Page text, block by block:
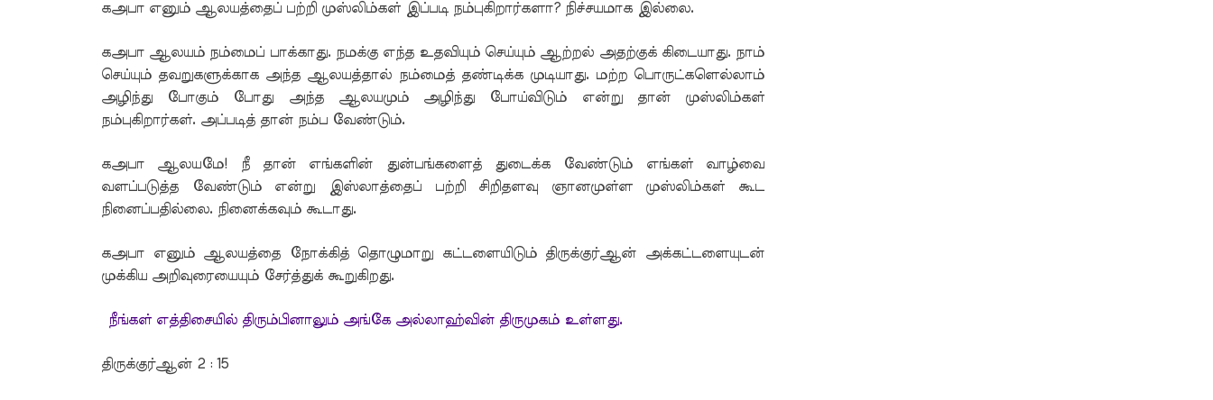
கஅபா எனும் ஆலயத்தைப் பற்றி முஸ்லிம்கள் இப்படி நம்புகிறார்களா? நிச்சயமாக இல்லை.
கஅபா ஆலயம் நம்மைப் பாக்காது. நமக்கு எந்த உதவியும் செய்யும் ஆற்றல் அதற்குக் கிடையாது. நாம்
செய்யும் தவறுகளுக்காக அந்த ஆலயத்தால் நம்மைத் தண்டிக்க முடியாது. மற்ற பொருட்களெல்லாம்
அழிந்து போகும் போது அந்த ஆலயமும் அழிந்து போய்விடும் என்று தான் முஸ்லிம்கள்
நம்புகிறார்கள். அப்படித் தான் நம்ப வேண்டும்.
கஅபா ஆலயமே! நீ தான் எங்களின் துன்பங்களைத் துடைக்க வேண்டும் எங்கள் வாழ்வை
வளப்படுத்த வேண்டும் என்று இஸ்லாத்தைப் பற்றி சிறிதளவு ஞானமுள்ள முஸ்லிம்கள் கூட
நினைப்பதில்லை. நினைக்கவும் கூடாது.
கஅபா எனும் ஆலயத்தை நோக்கித் தொழுமாறு கட்டளையிடும் திருக்குர்ஆன் அக்கட்டளையுடன்
முக்கிய அறிவுரையையும் சேர்த்துக் கூறுகிறது.
நீங்கள் எத்திசையில் திரும்பினாலும் அங்கே அல்லாஹ்வின் திருமுகம் உள்ளது.
திருக்குர்ஆன் 2 : 15